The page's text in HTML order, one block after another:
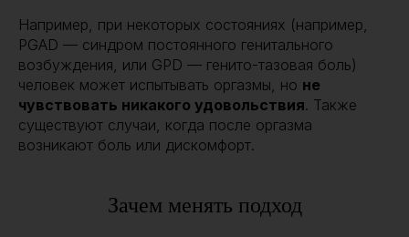
Например, при некоторых состояниях (например,
PGAD — синдром постоянного генитального
возбуждения, или GPD — генито-тазовая боль)
человек может испытывать оргазмы, но не
чувствовать никакого удовольствия. Также
существуют случаи, когда после оргазма
возникают боль или дискомфорт.
Зачем менять подход